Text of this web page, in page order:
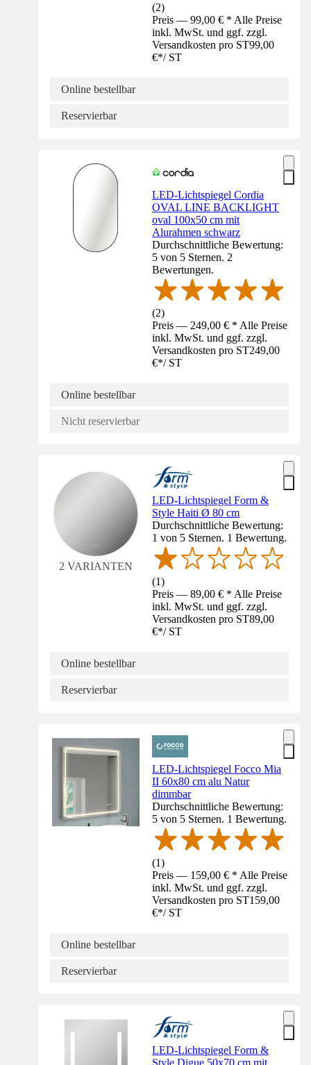
(2)
Preis — 99,00 € * Alle Preise
inkl. MwSt. und ggf. zzgl.
Versandkosten pro ST99,00
€*/ ST
Online bestellbar
Reservierbar
LED-Lichtspiegel Cordia
OVAL LINE BACKLIGHT
oval 100x50 cm mit
Alurahmen schwarz
Durchschnittliche Bewertung:
5 von 5 Sternen. 2
Bewertungen.
(2)
Preis — 249,00 € * Alle Preise
inkl. MwSt. und ggf. zzgl.
Versandkosten pro ST249,00
€*/ ST
Online bestellbar
Nicht reservierbar
2 VARIANTEN
LED-Lichtspiegel Form &
Style Haiti Ø 80 cm
Durchschnittliche Bewertung:
1 von 5 Sternen. 1 Bewertung.
(1)
Preis — 89,00 € * Alle Preise
inkl. MwSt. und ggf. zzgl.
Versandkosten pro ST89,00
€*/ ST
Online bestellbar
Reservierbar
LED-Lichtspiegel Focco Mia
II 60x80 cm alu Natur
dimmbar
Durchschnittliche Bewertung:
5 von 5 Sternen. 1 Bewertung.
(1)
Preis — 159,00 € * Alle Preise
inkl. MwSt. und ggf. zzgl.
Versandkosten pro ST159,00
€*/ ST
Online bestellbar
Reservierbar
LED-Lichtspiegel Form &
Style Digue 50x70 cm mit